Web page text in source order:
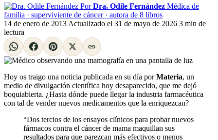
Por Dra. Odile Fernández Médica de
familia · superviviente de cáncer · autora de 8 libros
14 de enero de 2013 Actualizado el 31 de mayo de 2026 3 min de
lectura
Hoy os traigo una noticia publicada en su día porMateria, un
medio de divulgación científica hoy desaparecido, que me dejó
boquiabierta. ¿Hasta dónde puede llegar la industria farmacéutica
con tal de vender nuevos medicamentos que la enriquezcan?
“Dos tercios de los ensayos clínicos para probar nuevos
fármacos contra el cáncer de mama maquillan sus
resultados para que parezcan más efectivos o menos